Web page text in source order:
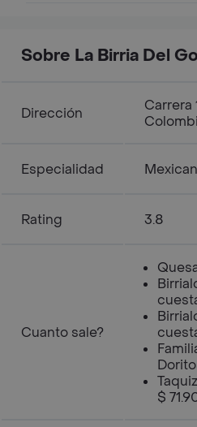
Sobre La Birria Del
Dirección
Carrera
Especialidad
Rating 3.8
Cuanto sale?
$